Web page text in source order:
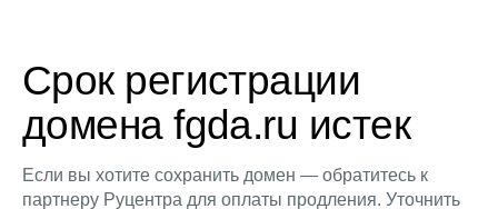
Срок регистрации
домена fgda.ru истек
Если вы хотите сохранить домен — обратитесь к
партнеру Руцентра для оплаты продления. Уточнить